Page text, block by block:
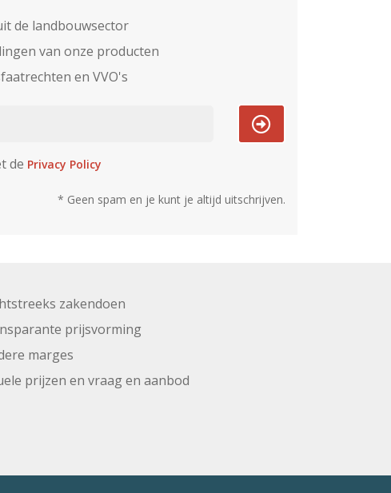
de landbouwsector
van onze producten
en VVO's
de Privacy Policy
* Geen spam en je kunt je altijd uitschrijven.
zakendoen
prijsvorming
marges
prijzen en vraag en aanbod